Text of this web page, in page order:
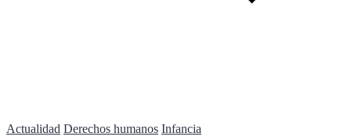
Actualidad Derechos humanos Infancia